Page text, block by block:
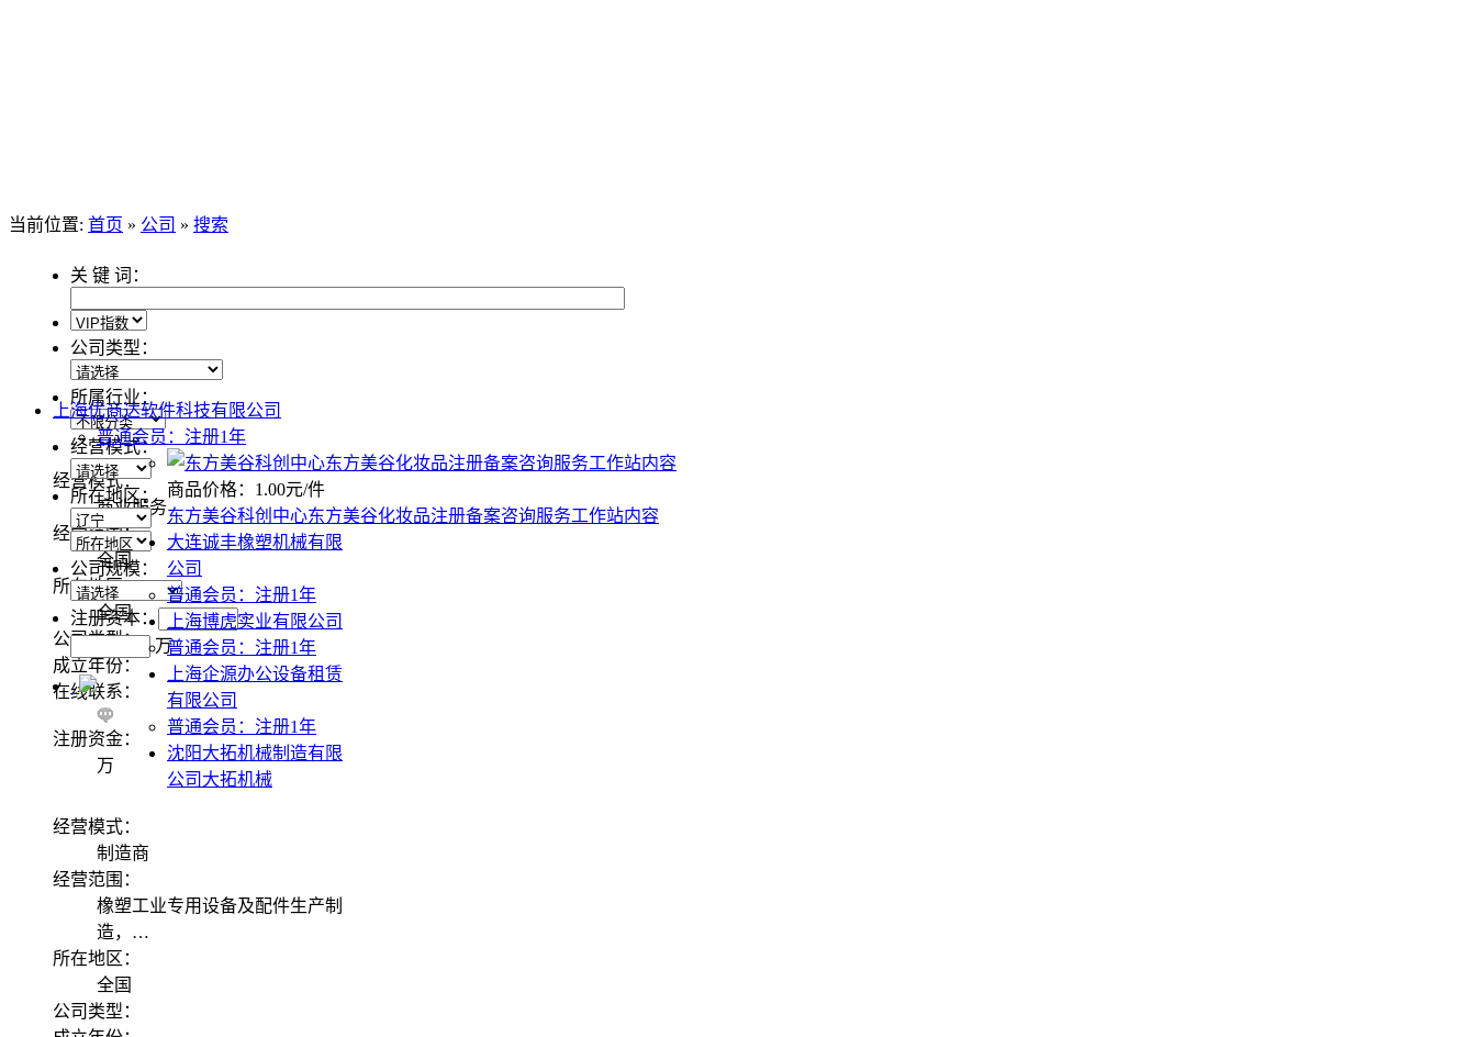
当前位置: 首页 » 公司 » 搜索
关 键 词：
公司类型：
所属行业：
经营模式：
所在地区：
公司规模：
注册资本：
~
万
上海优商达软件科技有限公司
普通会员：注册1年
经营模式：
商业服务
经营范围：
全国
所在地区：
全国
公司类型：
成立年份：
在线联系：
注册资金：
万
商品价格：1.00元/件
东方美谷科创中心东方美谷化妆品注册备案咨询服务工作站内容
大连诚丰橡塑机械有限
公司
普通会员：注册1年
经营模式：
制造商
经营范围：
橡塑工业专用设备及配件生产制
造，…
所在地区：
全国
公司类型：
上海博虎实业有限公司
普通会员：注册1年
上海企源办公设备租赁
有限公司
普通会员：注册1年
沈阳大拓机械制造有限
公司大拓机械